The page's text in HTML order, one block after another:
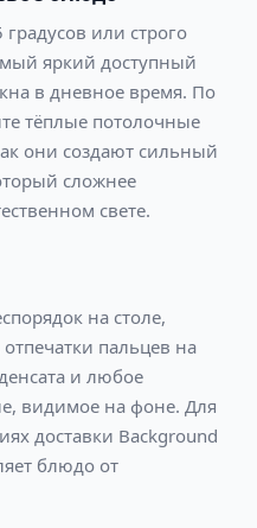
или строго
яркий доступный
в дневное время. По
тёплые потолочные
они создают сильный
сложнее
свете.
на столе,
пальцев на
и любое
видимое на фоне. Для
доставки Background
блюдо от